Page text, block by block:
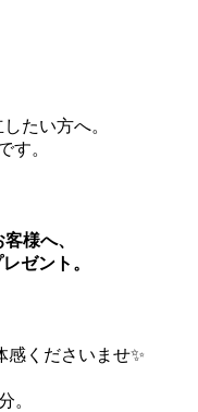
たい方へ。
す。
様へ、
ゼント。
くださいませ✨
。